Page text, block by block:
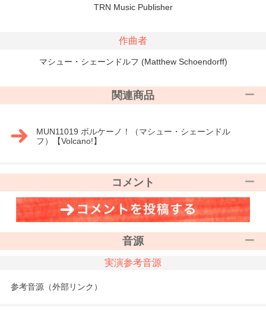
TRN Music Publisher
作曲者
マシュー・シェーンドルフ (Matthew Schoendorff)
関連商品
MUN11019 ボルケーノ！（マシュー・シェーンドル
フ）【Volcano!】
コメント
音源
実演参考音源
参考音源（外部リンク）